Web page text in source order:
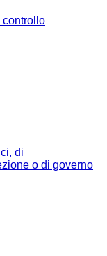
controllo
di
o di governo